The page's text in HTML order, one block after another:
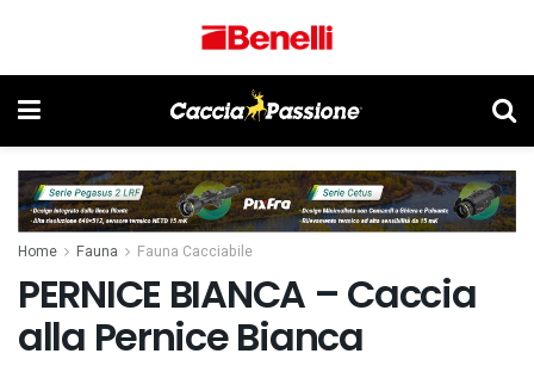
Home Fauna Fauna Cacciabile
PERNICE BIANCA – Caccia
alla Pernice Bianca